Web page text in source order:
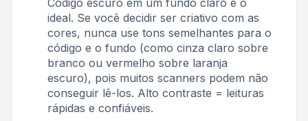
Código escuro em um fundo claro é o
ideal. Se você decidir ser criativo com as
cores, nunca use tons semelhantes para o
código e o fundo (como cinza claro sobre
branco ou vermelho sobre laranja
escuro), pois muitos scanners podem não
conseguir lê-los. Alto contraste = leituras
rápidas e confiáveis.